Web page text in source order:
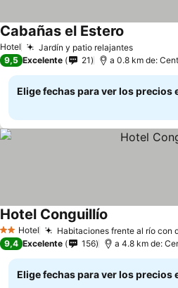
Hotel Jardín y patio relajantesVer
Cabañas el Estero
9,5 Excelente 21 a 0.8 km de:
Elige fechas para ver los precios
2 Estrellas
Hotel Habitaciones frente al río con
Hotel Conguillío
9,4 Excelente 156 a 4.8 km de:
Elige fechas para ver los precios